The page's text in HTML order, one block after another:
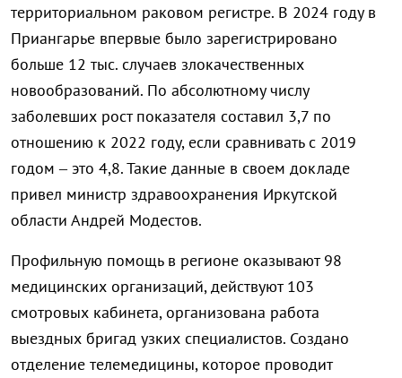
территориальном раковом регистре. В 2024 году в
Приангарье впервые было зарегистрировано
больше 12 тыс. случаев злокачественных
новообразований. По абсолютному числу
заболевших рост показателя составил 3,7 по
отношению к 2022 году, если сравнивать с 2019
годом – это 4,8. Такие данные в своем докладе
привел министр здравоохранения Иркутской
области Андрей Модестов.
Профильную помощь в регионе оказывают 98
медицинских организаций, действуют 103
смотровых кабинета, организована работа
выездных бригад узких специалистов. Создано
отделение телемедицины, которое проводит